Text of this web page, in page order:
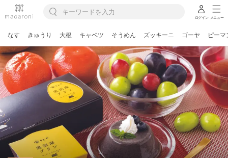
ログイン メニュー
なす きゅうり 大根 キャベツ そうめん ズッキーニ ゴーヤ ピーマ